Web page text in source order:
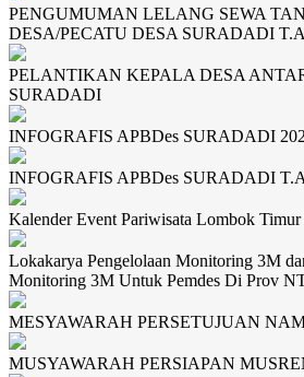
PENGUMUMAN LELANG SEWA
DESA/PECATU DESA SURADADI
PELANTIKAN KEPALA DESA
SURADADI
INFOGRAFIS APBDes SURADADI
INFOGRAFIS APBDes SURADADI
Kalender Event Pariwisata Lombok Timur
Lokakarya Pengelolaan Monitoring 3M
Monitoring 3M Untuk Pemdes Di Prov
MESYAWARAH PERSETUJUAN
MUSYAWARAH PERSIAPAN